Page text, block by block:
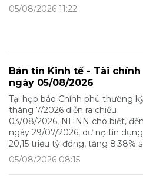
05/08/2026 11:22
Bản tin Kinh tế - Tài chính
ngày 05/08/2026
Tại họp báo Chính phủ thường
tháng 7/2026 diễn ra chiều
03/08/2026, NHNN cho biết, đến
ngày 29/07/2026, dư nợ tín
20,15 triệu tỷ đồng, tăng 8,38%
05/08/2026 08:15